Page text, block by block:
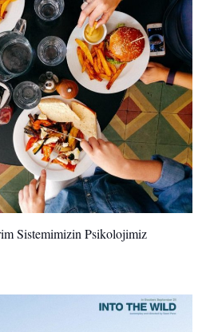
Sistemimizin Psikolojimiz